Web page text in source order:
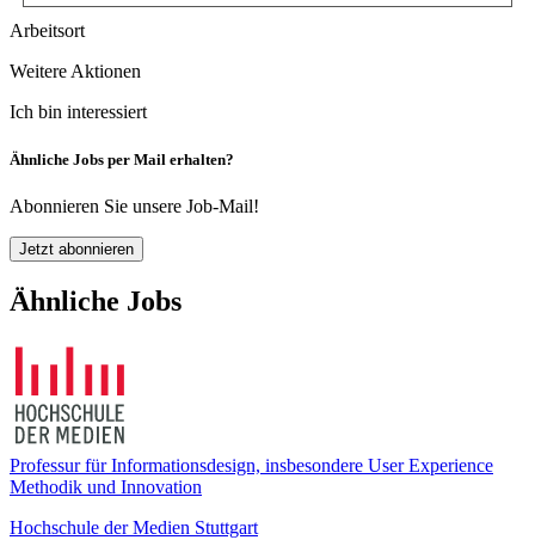
Arbeitsort
Weitere Aktionen
Ich bin interessiert
Ähnliche Jobs per Mail erhalten?
Abonnieren Sie unsere Job-Mail!
Jetzt abonnieren
Ähnliche Jobs
Professur für Informationsdesign, insbesondere User Experience
Methodik und Innovation
Hochschule der Medien Stuttgart